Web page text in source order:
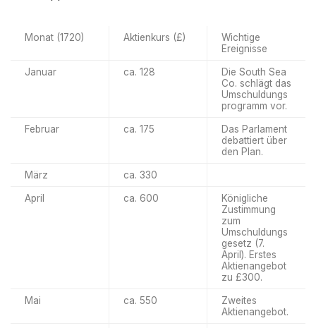
Monat (1720) Aktienkurs (£)
Wichtige
Ereignisse
Januar ca. 128
Die South Sea
Co. schlägt das
Umschuldungs
programm vor.
Februar ca. 175
Das Parlament
debattiert über
den Plan.
März ca. 330
April ca. 600
Königliche
Zustimmung
zum
Umschuldungs
gesetz (7.
April). Erstes
Aktienangebot
zu £300.
Mai ca. 550
Zweites
Aktienangebot.